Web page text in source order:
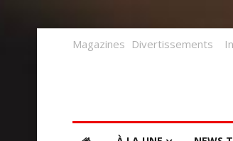
Magazines Divertissements